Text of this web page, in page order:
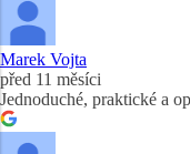
Marek Vojta
před 11 měsíci
Jednoduché, praktické a